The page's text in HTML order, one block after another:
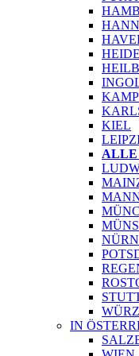
KIEL
ALLE
IN